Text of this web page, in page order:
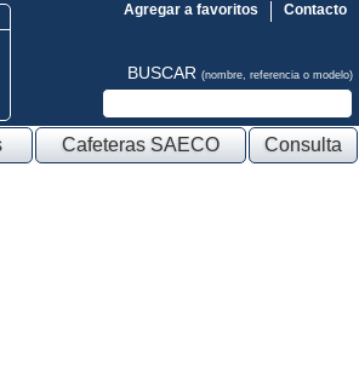
Contacto
Agregar a favoritos
BUSCAR (nombre, referencia o modelo)
Cafeteras SAECO Consulta